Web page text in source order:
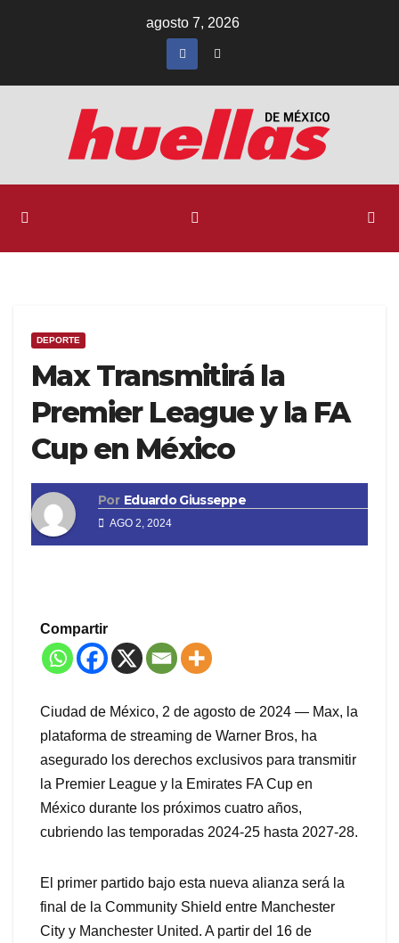
agosto 7, 2026
DEPORTE
Max Transmitirá la
Premier League y la FA
Cup en México
Por Eduardo Giusseppe
AGO 2, 2024
Compartir
Ciudad de México, 2 de agosto de 2024 — Max, la
plataforma de streaming de Warner Bros, ha
asegurado los derechos exclusivos para transmitir
la Premier League y la Emirates FA Cup en
México durante los próximos cuatro años,
cubriendo las temporadas 2024-25 hasta 2027-28.
El primer partido bajo esta nueva alianza será la
final de la Community Shield entre Manchester
City y Manchester United. A partir del 16 de